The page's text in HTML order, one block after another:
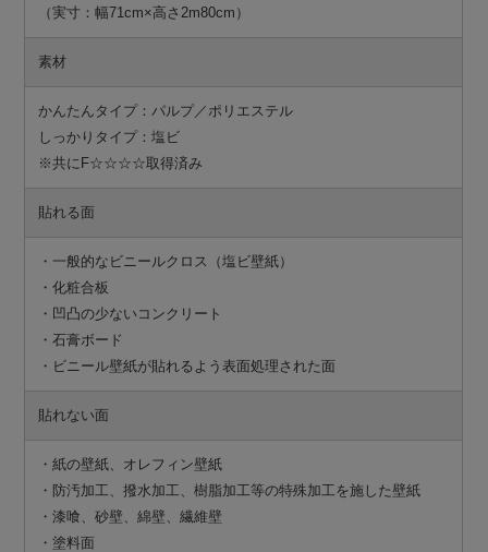
（実寸：幅71cm×高さ2m80cm）
素材
かんたんタイプ：パルプ／ポリエステル
しっかりタイプ：塩ビ
※共にF☆☆☆☆取得済み
貼れる面
・一般的なビニールクロス（塩ビ壁紙）
・化粧合板
・凹凸の少ないコンクリート
・石膏ボード
・ビニール壁紙が貼れるよう表面処理された面
貼れない面
・紙の壁紙、オレフィン壁紙
・防汚加工、撥水加工、樹脂加工等の特殊加工を施した壁紙
・漆喰、砂壁、綿壁、繊維壁
・塗料面